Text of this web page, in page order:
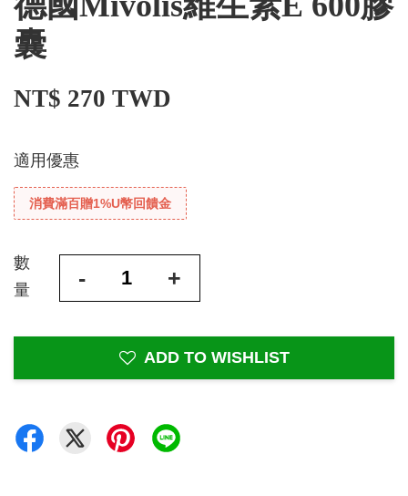
囊
NT$ 270 TWD
適用優惠
消費滿百贈1%U幣回饋金
數
量
- +
ADD TO WISHLIST